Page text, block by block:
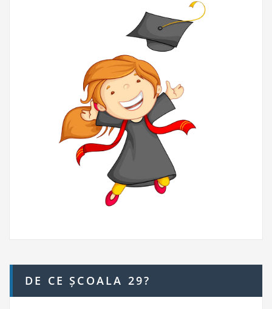
DE CE ȘCOALA 29?